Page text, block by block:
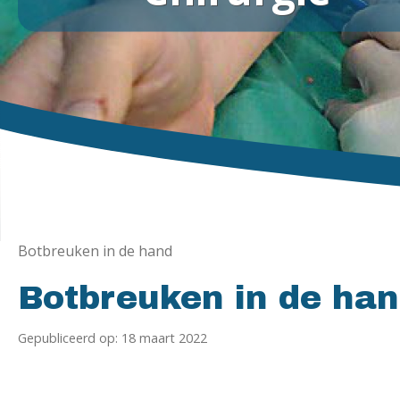
Botbreuken in de hand
Botbreuken in de
Gepubliceerd op: 18 maart 2022